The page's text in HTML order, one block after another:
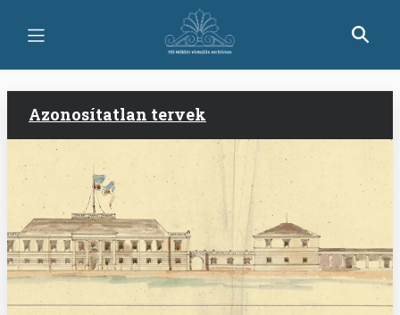
tartalomra
Azonosítatlan tervek